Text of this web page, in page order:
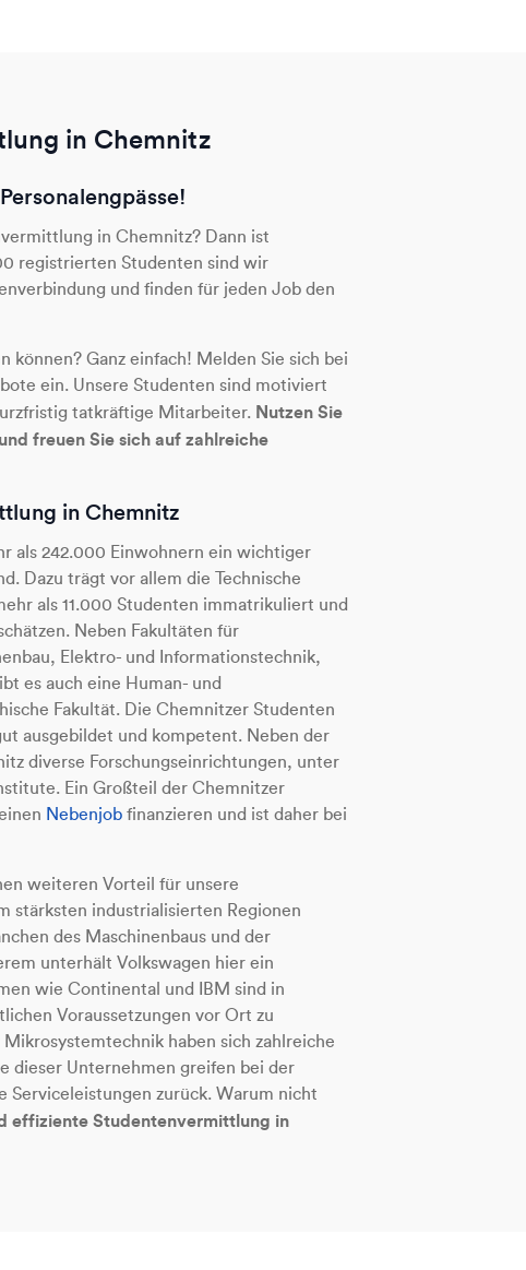
in Chemnitz
in Chemnitz? Dann ist
registrierten Studenten sind wir
und finden für jeden Job den
können? Ganz einfach! Melden Sie sich bei
ein. Unsere Studenten sind motiviert
tatkräftige Mitarbeiter. Nutzen Sie
freuen Sie sich auf zahlreiche
in Chemnitz
als 242.000 Einwohnern ein wichtiger
Dazu trägt vor allem die Technische
als 11.000 Studenten immatrikuliert und
Neben Fakultäten für
Elektro- und Informationstechnik,
es auch eine Human- und
Fakultät. Die Chemnitzer Studenten
ausgebildet und kompetent. Neben der
diverse Forschungseinrichtungen, unter
Ein Großteil der Chemnitzer
Nebenjob finanzieren und ist daher bei
weiteren Vorteil für unsere
stärksten industrialisierten Regionen
des Maschinenbaus und der
unterhält Volkswagen hier ein
wie Continental und IBM sind in
Voraussetzungen vor Ort zu
haben sich zahlreiche
dieser Unternehmen greifen bei der
Serviceleistungen zurück. Warum nicht
effiziente Studentenvermittlung in